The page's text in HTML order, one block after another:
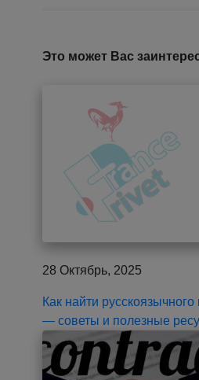
Это может Вас
28 Октябрь, 2025
Как найти
— советы и полезные